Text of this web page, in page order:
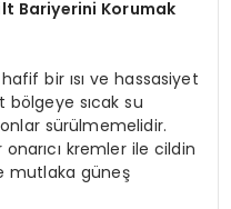
Bariyerini Korumak
bir ısı ve hassasiyet
bölgeye sıcak su
sürülmemelidir.
kremler ile cildin
mutlaka güneş